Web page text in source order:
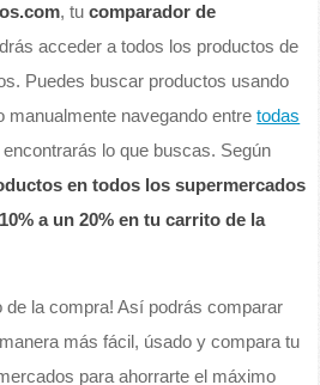
, tucomparador de
acceder a todos los productos de
Puedes buscar productos usando
manualmente navegando entretodas
lo que buscas. Según
en todos los supermercados
a un 20% en tu carrito de la
de la compra! Así podrás comparar
más fácil, úsado y compara tu
para ahorrarte el máximo